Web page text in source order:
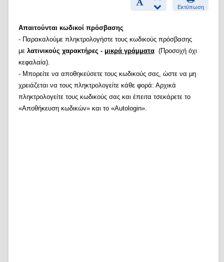
Εκτύπωση
Απαιτούνται κωδικοί πρόσβασης
- Παρακαλούμε πληκτρολογήστε τους κωδικούς πρόσβασης
με λατινικούς χαρακτήρες - μικρά γράμματα(Προσοχή όχι
κεφαλαία).
- Μπορείτε να αποθηκεύσετε τους κωδικούς σας, ώστε να μη
χρειάζεται να τους πληκτρολογείτε κάθε φορά: Αρχικά
πληκτρολογείτε τους κωδικούς σας και έπειτα τσεκάρετε το
«Αποθήκευση κωδικών» και το «Autologin».